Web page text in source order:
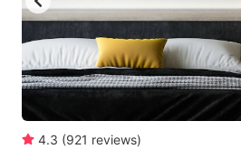
4.3 (921 reviews)